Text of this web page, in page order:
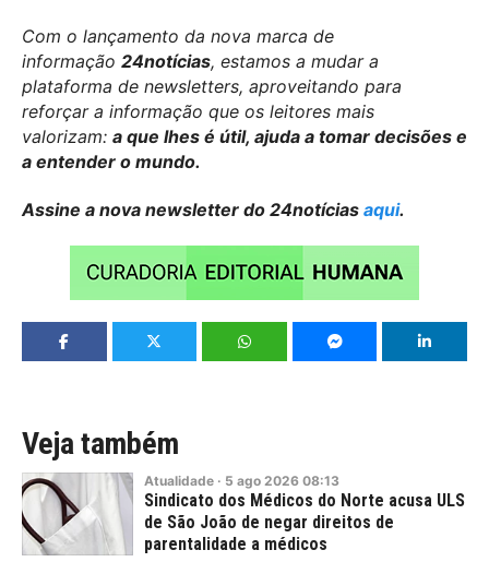
Com o lançamento da nova marca de
informação 24notícias, estamos a mudar a
plataforma de newsletters, aproveitando para
reforçar a informação que os leitores mais
valorizam: a que lhes é útil, ajuda a tomar decisões e
a entender o mundo.
Assine a nova newsletter do 24notícias aqui.
Veja também
Atualidade · 5 ago 2026 08:13
Sindicato dos Médicos do Norte acusa ULS
de São João de negar direitos de
parentalidade a médicos